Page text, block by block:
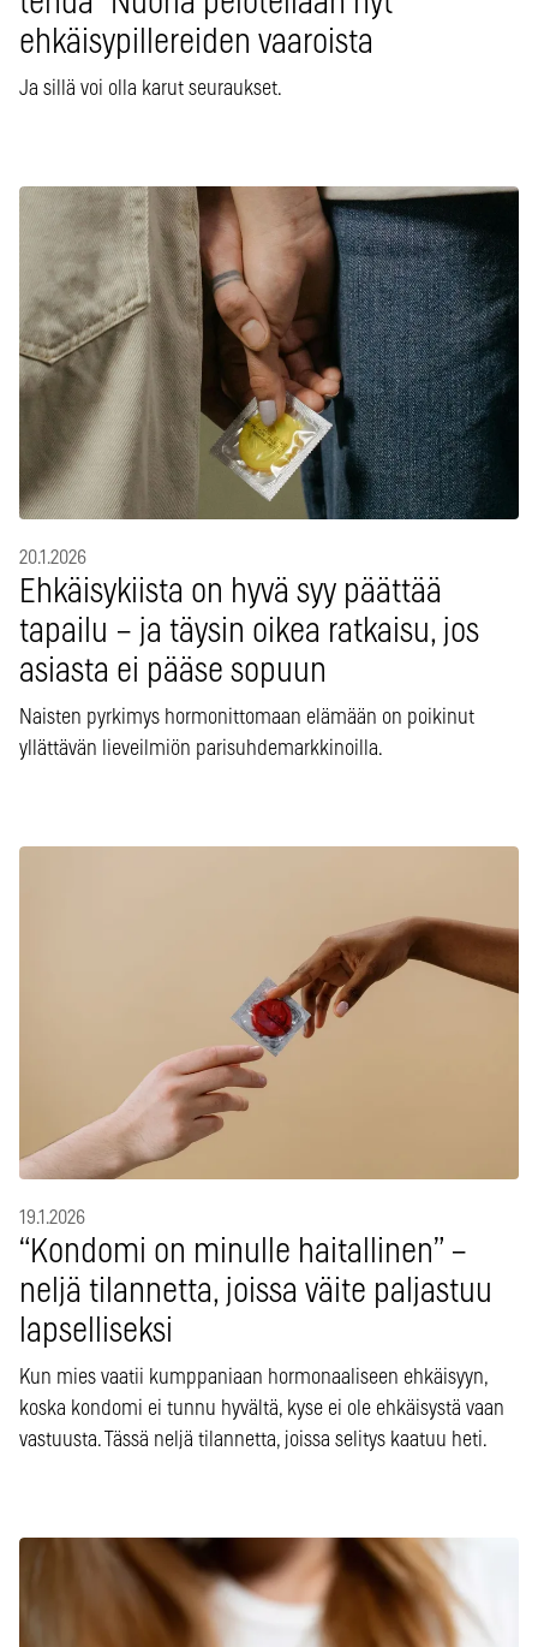
ehkäisypillereiden vaaroista
Ja sillä voi olla karut seuraukset.
20.1.2026
Ehkäisykiista on hyvä syy päättää
tapailu – ja täysin oikea ratkaisu, jos
asiasta ei pääse sopuun
Naisten pyrkimys hormonittomaan elämään on poikinut
yllättävän lieveilmiön parisuhdemarkkinoilla.
19.1.2026
“Kondomi on minulle haitallinen” –
neljä tilannetta, joissa väite paljastuu
lapselliseksi
Kun mies vaatii kumppaniaan hormonaaliseen ehkäisyyn,
koska kondomi ei tunnu hyvältä, kyse ei ole ehkäisystä vaan
vastuusta. Tässä neljä tilannetta, joissa selitys kaatuu heti.